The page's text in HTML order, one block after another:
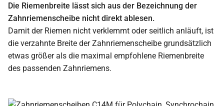
Die Riemenbreite lässt sich aus der Bezeichnung der
Zahnriemenscheibe nicht direkt ablesen.
Damit der Riemen nicht verklemmt oder seitlich anläuft, ist
die verzahnte Breite der Zahnriemenscheibe grundsätzlich
etwas größer als die maximal empfohlene Riemenbreite
des passenden Zahnriemens.